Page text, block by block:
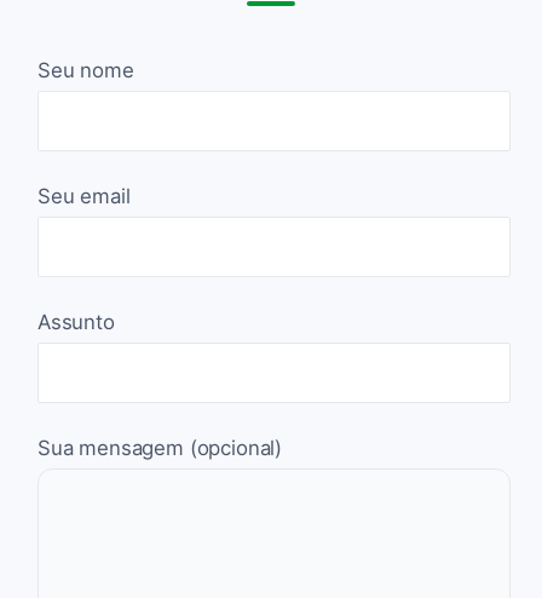
Seu nome
Seu email
Assunto
Sua mensagem (opcional)